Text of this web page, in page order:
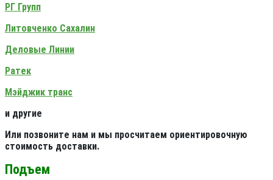
РГ Групп
Литовченко Сахалин
Деловые Линии
Ратек
Мэйджик транс
и другие
Или позвоните нам и мы просчитаем ориентировочную
стоимость доставки.
Подъем